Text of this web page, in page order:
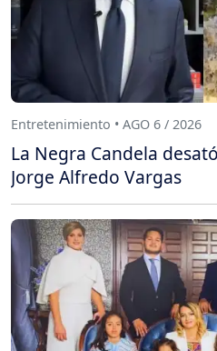
Entretenimiento • AGO 6 / 2026
La Negra Candela
Jorge Alfredo Vargas